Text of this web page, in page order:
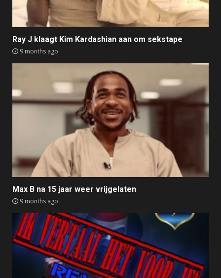
Ray J klaagt Kim Kardashian aan om sekstape
9 months ago
Max B na 15 jaar weer vrijgelaten
9 months ago